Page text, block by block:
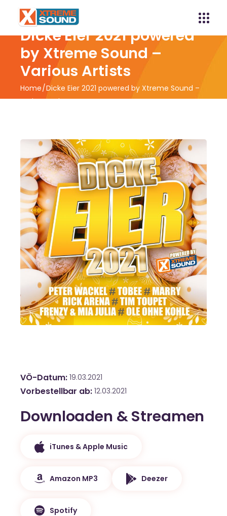
Dicke Eier 2021 powered
by Xtreme Sound –
Various Artists
Home Dicke Eier 2021 powered by Xtreme Sound –
Various Artists
VÖ-Datum 19.03.2021
Vorbestellbar ab 12.03.2021
Downloaden & Streamen
iTunes & Apple Music
Amazon MP3 Deezer
Spotify